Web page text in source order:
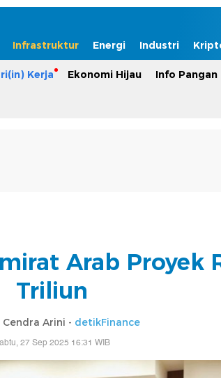
Infrastruktur Energi Industri
Kerja Ekonomi Hijau Info Pangan
Arab Proyek
Triliun
Arini - detikFinance
27 Sep 2025 16:31 WIB